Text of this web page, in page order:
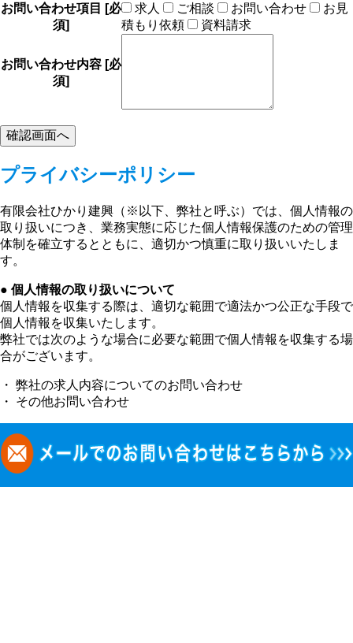
お問い合わせ項目
[必
須]
求人 ご相談 お問い合わせ
お見
積もり依頼
資料請求
お問い合わせ内容 [必
須]
プライバシーポリシー
有限会社ひかり建興（※以下、弊社と呼ぶ）では、個人情報の
取り扱いにつき、業務実態に応じた個人情報保護のための管理
体制を確立するとともに、適切かつ慎重に取り扱いいたしま
す。
● 個人情報の取り扱いについて
個人情報を収集する際は、適切な範囲で適法かつ公正な手段で
個人情報を収集いたします。
弊社では次のような場合に必要な範囲で個人情報を収集する場
合がございます。
・ 弊社の求人内容についてのお問い合わせ
・ その他お問い合わせ